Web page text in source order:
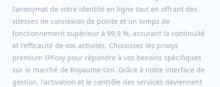
l'anonymat de votre identité en ligne tout en offrant des
vitesses de connexion de pointe et un temps de
fonctionnement supérieur à 99,9 %, assurant la continuité
et l'efficacité de vos activités. Choisissez les proxys
premium IPFoxy pour répondre à vos besoins spécifiques
sur le marché de Royaume-Uni. Grâce à notre interface de
gestion, l'activation et le contrôle des services deviennent